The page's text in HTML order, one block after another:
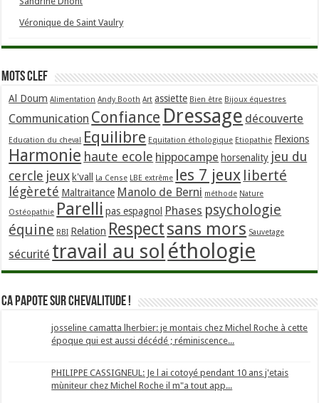
Véronique de Saint Vaulry
Mots clef
Al Doum Alimentation Andy Booth Art assiette Bien être Bijoux équestres
Communication Confiance Dressage découverte
Education du cheval Equilibre Equitation éthologique Etiopathie Flexions
Harmonie haute ecole hippocampe horsenality jeu du
cercle jeux k'vall La Cense LBE extrême les 7 jeux liberté
légèreté Maltraitance Manolo de Berni méthode Nature
Ostéopathie Parelli pas espagnol Phases psychologie
équine RBI Relation Respectsans mors Sauvetage
sécurité travail au sol éthologie
Ca papote sur Chevalitude !
josseline camatta lherbier: je montais chez Michel Roche à cette
époque qui est aussi décédé ; réminiscence...
PHILIPPE CASSIGNEUL: Je l ai cotoyé pendant 10 ans j'etais
mùniteur chez Michel Roche il m"a tout app...